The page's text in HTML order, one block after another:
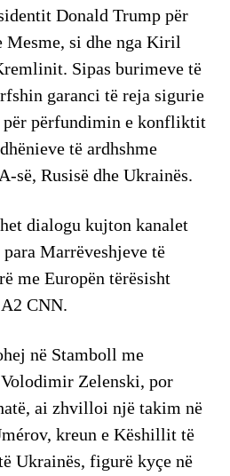
Donald Trump për
Mesme, si dhe nga Kiril
Sipas burimeve të
garanci të reja sigurie
për përfundimin e konfliktit
të ardhshme
së, Rusisë dhe Ukrainës.
dialogu kujton kanalet
Marrëveshjeve të
me Europën tërësisht
CNN.
në Stamboll me
Zelenski, por
ai zhvilloi një takim në
kreun e Këshillit të
Ukrainës, figurë kyçe në